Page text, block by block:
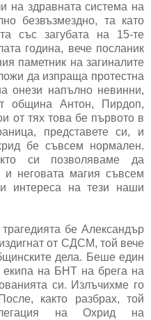
на здравната система на
безвъзмездно, та като
със загубата на 15-те
година, вече посланик
паметник на загиналите
да изпраща протестна
онези напълно невинни,
община Антон, Пирдоп,
от тях това бе първото в
представете си, и
бе съвсем нормален.
си позволяваме да
и неговата магия съвсем
интереса на тези наши
бе Александър
от СДСМ, той вече
дела. Беше един
екипа на БНТ на брега на
си. Излъчихме го
както разбрах, той
на Охрид на